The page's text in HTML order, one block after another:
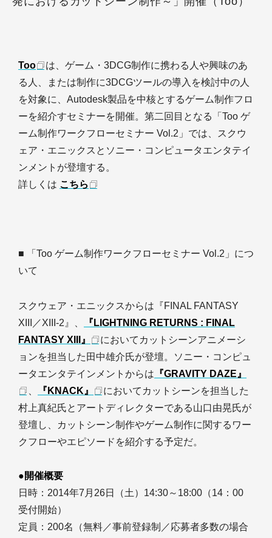
Too
は、ゲーム・3DCG制作に携わる人や興味のあ
る人、または制作に3DCGツールの導入を検討中の人
を対象に、Autodesk製品を中核とするゲーム制作フロ
ーを紹介すセミナーを開催。第二回目となる「Too ゲ
ーム制作ワークフローセミナー Vol.2」では、スクウ
ェア・エニックスとソニー・コンピュータエンタテイ
ンメントが登壇する。
詳しくは こちら
■ 「Too ゲーム制作ワークフローセミナー Vol.2」につ
いて
スクウェア・エニックスからは『FINAL FANTASY
XIII／XIII-2』、
『LIGHTNING RETURNS : FINAL
FANTASY XIII』
においてカットシーンアニメーシ
ョンを担当した田中雄介氏が登壇。ソニー・コンピュ
ータエンタテインメントからは 『GRAVITY DAZE』
『KNACK』
においてカットシーンを担当した
村上真紀氏とアートディレクターである山口由晃氏が
登壇し、カットシーン制作やゲーム制作に関するワー
クフローやエピソードを紹介する予定だ。
●開催概要
日時：2014年7月26日（土）14:30～18:00（14：00
受付開始）
定員：200名（無料／事前登録制／応募者多数の場合